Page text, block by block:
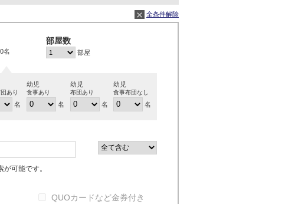
全条件解除
名
部屋数
部屋
あり
名
幼児
食事あり
名
幼児
布団あり
名
幼児
食事布団なし
名
可能です。
QUOカードなど金券付き